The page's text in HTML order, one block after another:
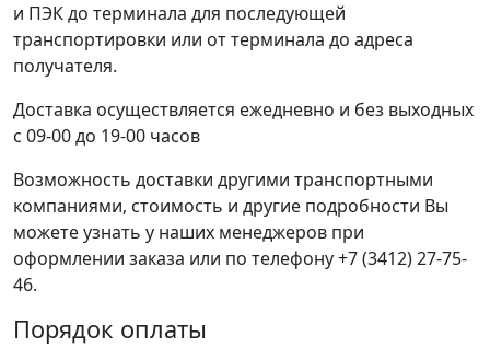
и ПЭК до терминала для последующей
транспортировки или от терминала до адреса
получателя.
Доставка осуществляется ежедневно и без выходных
с 09-00 до 19-00 часов
Возможность доставки другими транспортными
компаниями, стоимость и другие подробности Вы
можете узнать у наших менеджеров при
оформлении заказа или по телефону +7 (3412) 27-75-
46.
Порядок оплаты